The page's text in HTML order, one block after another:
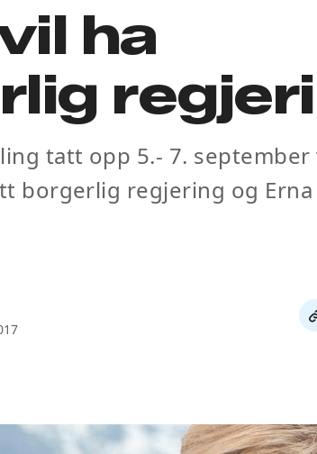
ha
tatt opp 5.- 7. september
borgerlig regjering og Erna
link